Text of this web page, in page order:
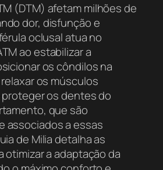
(DTM) afetam milhões de
dor, disfunção e
oclusal atua no
ao estabilizar a
os côndilos na
os músculos
os dentes do
que são
associados a essas
de Milia detalha as
otimizar a adaptação da